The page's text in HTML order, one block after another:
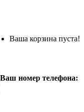
Ваша корзина пуста!
Ваш номер телефона: